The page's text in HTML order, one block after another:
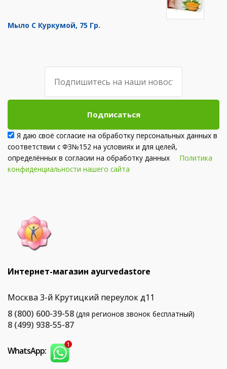
Мыло С Куркумой, 75 Гр.
Подписаться
Я даю своё согласие на обработку персональных данных в
соответствии с ФЗ№152 на условиях и для целей,
определённых в согласии на обработку данных Политика
конфиденциальности нашего сайта
Интернет-магазин ayurvedastore
Москва 3-й Крутицкий переулок д11
8 (800) 600-39-58 (для регионов звонок бесплатный)
8 (499) 938-55-87
WhatsApp: